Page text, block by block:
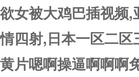
欲女被大鸡巴插视频,
情四射,日本一区二区
黄片嗯啊操逼啊啊啊